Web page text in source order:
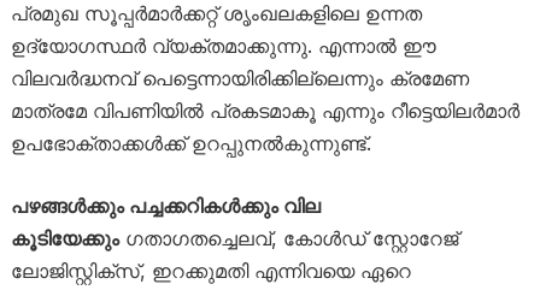
പ്രമുഖ സൂപ്പർമാർക്കറ്റ് ശൃംഖലകളിലെ ഉന്നത
ഉദ്യോഗസ്ഥർ വ്യക്തമാക്കുന്നു. എന്നാൽ ഈ
വിലവർദ്ധനവ് പെട്ടെന്നായിരിക്കില്ലെന്നും ക്രമേണ
മാത്രമേ വിപണിയിൽ പ്രകടമാകൂ എന്നും റീട്ടെയിലർമാർ
ഉപഭോക്താക്കൾക്ക് ഉറപ്പുനൽകുന്നുണ്ട്.
പഴങ്ങൾക്കും പച്ചക്കറികൾക്കും വില
കൂടിയേക്കുംഗതാഗതച്ചെലവ്, കോൾഡ് സ്റ്റോറേജ്
ലോജിസ്റ്റിക്സ്, ഇറക്കുമതി എന്നിവയെ ഏറെ